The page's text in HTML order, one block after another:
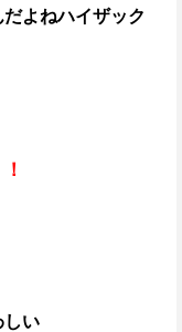
よねハイザック
しい